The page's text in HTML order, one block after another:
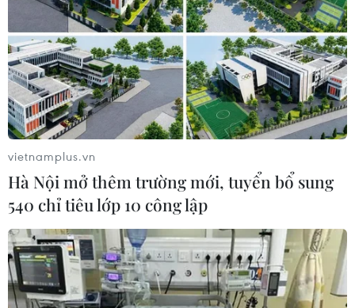
#Thuế quan
Mỹ
Theo dõi VietnamPlus
vietnamplus.vn
Hà Nội mở thêm trường mới, tuyển bổ sung
540 chỉ tiêu lớp 10 công lập